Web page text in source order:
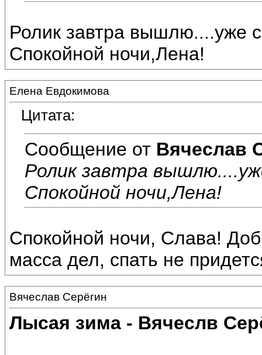
Ролик завтра вышлю....уже
Спокойной ночи,Лена!
Елена Евдокимова
Цитата:
Сообщение от Вячеслав
Ролик завтра
Спокойной ночи,Лена!
Спокойной ночи, Слава!
масса дел, спать не
Вячеслав Серёгин
Лысая зима - Вячеслв